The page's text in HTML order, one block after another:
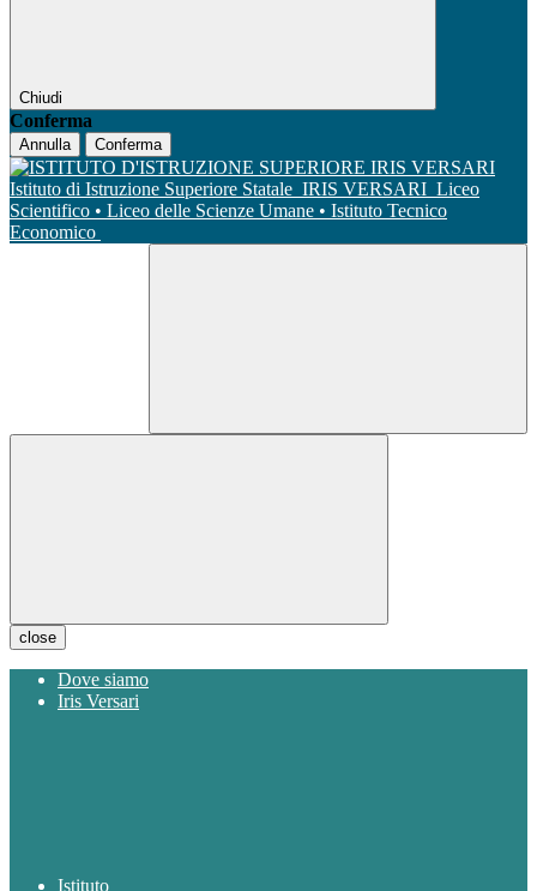
Chiudi
Conferma
Annulla Conferma
Istituto di Istruzione Superiore Statale IRIS VERSARI Liceo
Scientifico • Liceo delle Scienze Umane • Istituto Tecnico
Economico
close
Dove siamo
Iris Versari
Istituto